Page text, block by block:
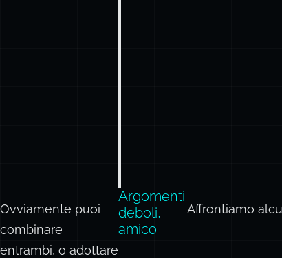
Ovviamente puoi
combinare
entrambi, o adottare
Argomenti
deboli,
amico
Affrontiamo